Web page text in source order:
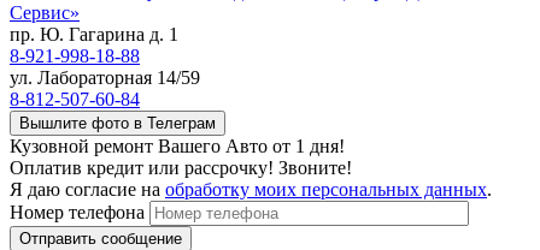
пр. Ю. Гагарина д. 1
8-921-998-18-88
ул. Лабораторная 14/59
8-812-507-60-84
Вышлите фото в Телеграм
Кузовной ремонт Вашего Авто от 1 дня!
Оплатив кредит или рассрочку! Звоните!
Я даю согласие на обработку моих персональных данных.
Номер телефона